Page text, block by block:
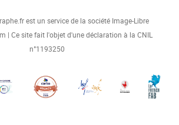
est un service de la société Image-Libre
| Ce site fait l'objet d'une déclaration à la CNIL
n°1193250